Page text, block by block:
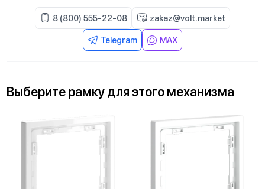
8 (800) 555-22-08 zakaz@volt.market
Telegram MAX
Выберитерамку дляэтого механизма